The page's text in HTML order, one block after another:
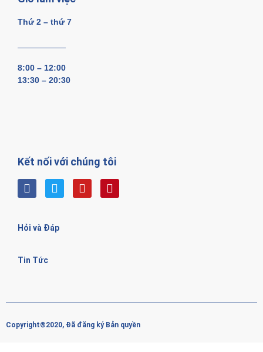
Thứ 2 – thứ 7
8:00 – 12:00
13:30 – 20:30
Kết nối với chúng tôi
Hỏi và Đáp
Tin Tức
Copyright®2020, Đã đăng ký Bản quyền